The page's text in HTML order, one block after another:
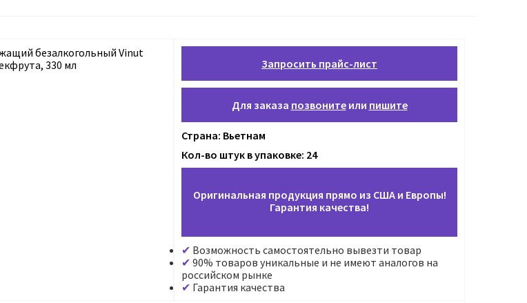
Запросить прайс-лист
Для заказа позвонитеили пишите
Страна: Вьетнам
Кол-во штук в упаковке: 24
Оригинальная продукция прямо из США и Европы!
Гарантия качества!
Возможность самостоятельно вывезти товар
90% товаров уникальные и не имеют аналогов на
российском рынке
Гарантия качества